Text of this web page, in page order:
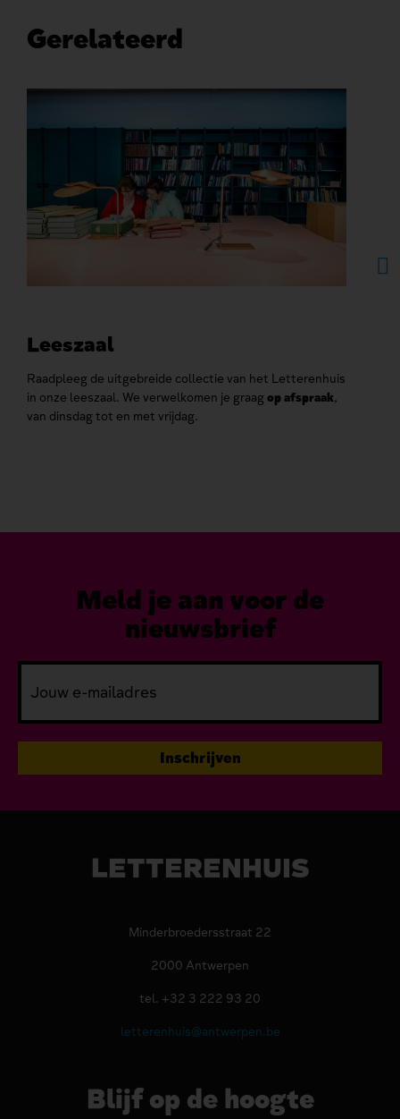
Gerelateerd
Leeszaal
Raadpleeg de uitgebreide collectie van het Letterenhuis
in onze leeszaal. We verwelkomen je graagop afspraak,
van dinsdag tot en met vrijdag.
Meld je aan voor de
nieuwsbrief
LETTERENHUIS
Minderbroedersstraat 22
2000 Antwerpen
tel. +32 3 222 93 20
letterenhuis@antwerpen.be
Blijf op de hoogte